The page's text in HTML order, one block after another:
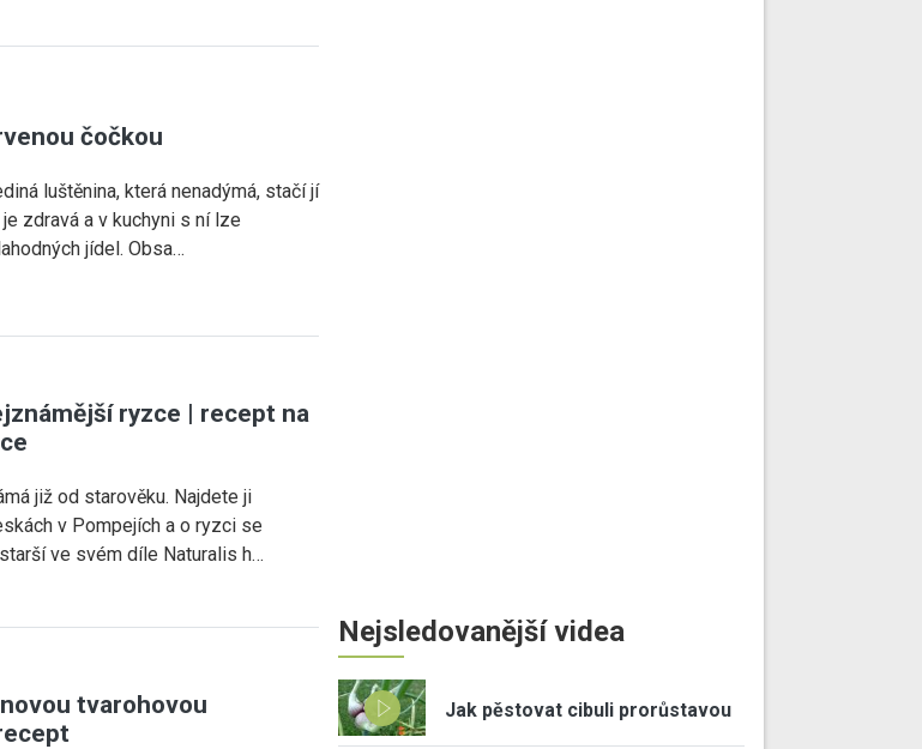
čočkou
luštěnina, která nenadýmá, stačí jí
zdravá a v kuchyni s ní lze
jídel. Obsa…
ryzce | recept na
již od starověku. Najdete ji
v Pompejích a o ryzci se
ve svém díle Naturalis h…
tvarohovou
Nejsledovanější videa
Jak pěstovat cibuli prorůstavou